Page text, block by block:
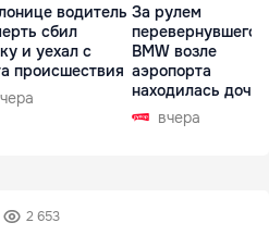
водитель
сбил
и уехал с
происшествия
За рулем
BMW возле
аэропорта
находилась дочь
директора лицея
вчера
2 653